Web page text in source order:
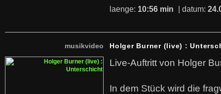
laenge: 10:56 min | datum:
musikvideo Holger Burner (live) :
Live-Auftritt von Holger
In dem Stück wird die